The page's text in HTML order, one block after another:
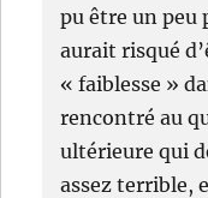
pu être un peu
aurait risqué
« faiblesse »
rencontré au
ultérieure qui
assez terrible,